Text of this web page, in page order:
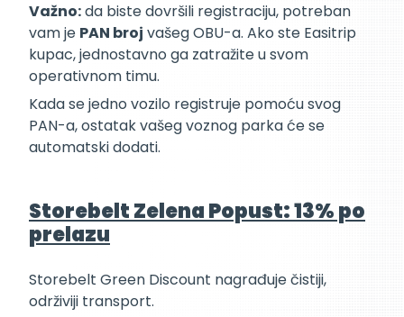
Važno:da biste dovršili registraciju, potreban
vam je PAN broj vašeg OBU-a. Ako ste Easitrip
kupac, jednostavno ga zatražite u svom
operativnom timu.
Kada se jedno vozilo registruje pomoću svog
PAN-a, ostatak vašeg voznog parka će se
automatski dodati.
Storebelt Zelena Popust: 13% po
prelazu
Storebelt Green Discount nagrađuje čistiji,
održiviji transport.